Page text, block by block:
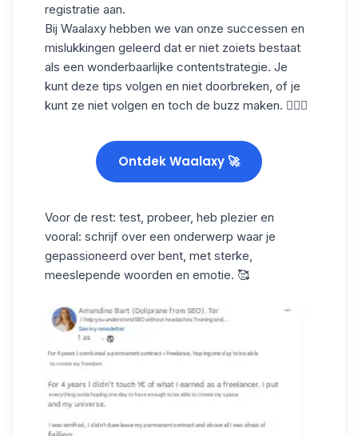
registratie aan.
Bij Waalaxy hebben we van onze successen en
mislukkingen geleerd dat er niet zoiets bestaat
als een wonderbaarlijke contentstrategie. Je
kunt deze tips volgen en niet doorbreken, of je
kunt ze niet volgen en toch de buzz maken. 🤷🏻‍♀️
Ontdek Waalaxy 🚀
Voor de rest: test, probeer, heb plezier en
vooral: schrijf over een onderwerp waar je
gepassioneerd over bent, met sterke,
meeslepende woorden en emotie. 🥰